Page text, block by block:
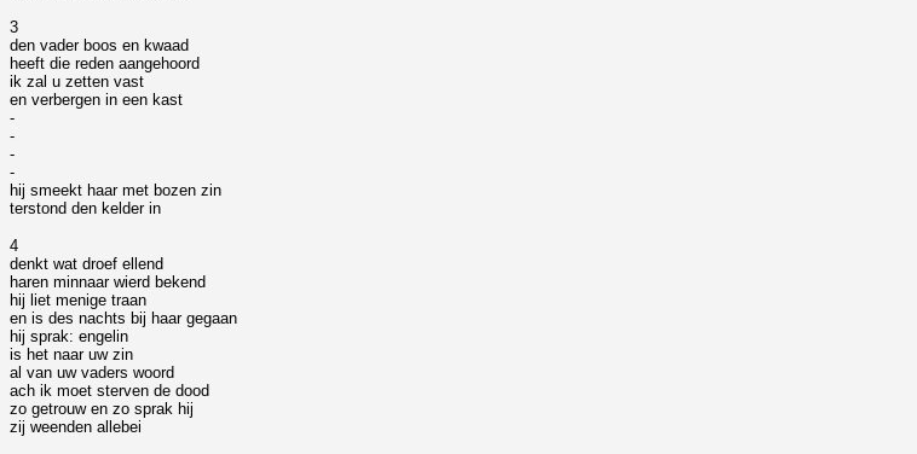
3
den vader boos en kwaad
heeft die reden aangehoord
ik zal u zetten vast
en verbergen in een kast
-
-
-
-
hij smeekt haar met bozen zin
terstond den kelder in
4
denkt wat droef ellend
haren minnaar wierd bekend
hij liet menige traan
en is des nachts bij haar gegaan
hij sprak: engelin
is het naar uw zin
al van uw vaders woord
ach ik moet sterven de dood
zo getrouw en zo sprak hij
zij weenden allebei